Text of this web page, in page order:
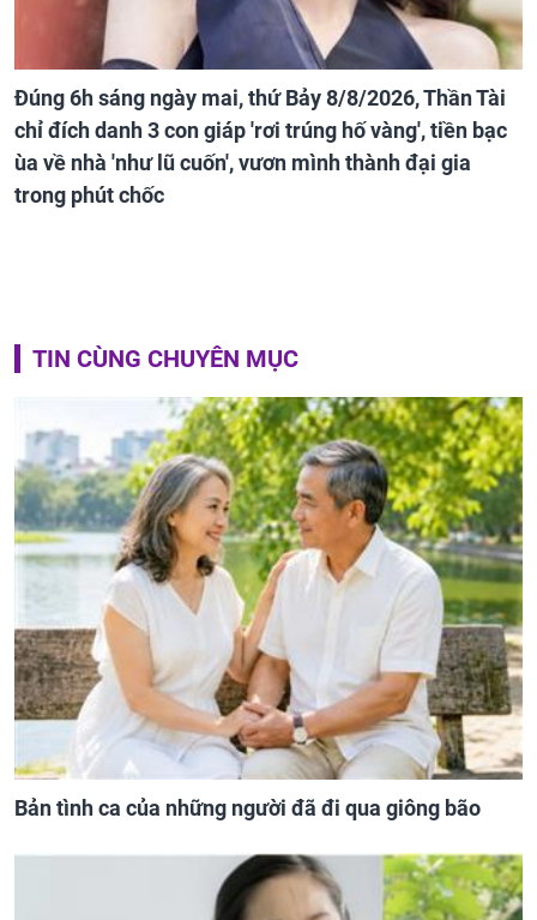
Đúng 6h sáng ngày mai, thứ Bảy 8/8/2026, Thần Tài
chỉ đích danh 3 con giáp 'rơi trúng hố vàng', tiền bạc
ùa về nhà 'như lũ cuốn', vươn mình thành đại gia
trong phút chốc
TIN CÙNG CHUYÊN MỤC
Bản tình ca của những người đã đi qua giông bão